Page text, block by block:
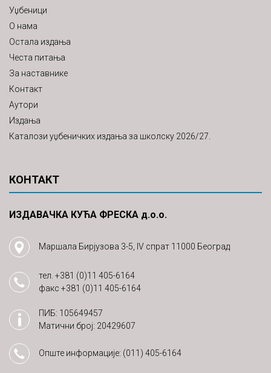
Уџбеници
О нама
Остала издања
Честа питања
За наставнике
Контакт
Аутори
Издања
Каталози уџбеничких издања за школску 2026/27.
КОНТАКТ
ИЗДАВАЧКА КУЋА ФРЕСКА д.о.о.
Маршала Бирјузова 3-5, IV спрат 11000 Београд
тел. +381 (0)11 405-6164
факс +381 (0)11 405-6164
ПИБ: 105649457
Матични број: 20429607
Опште информације: (011) 405-6164